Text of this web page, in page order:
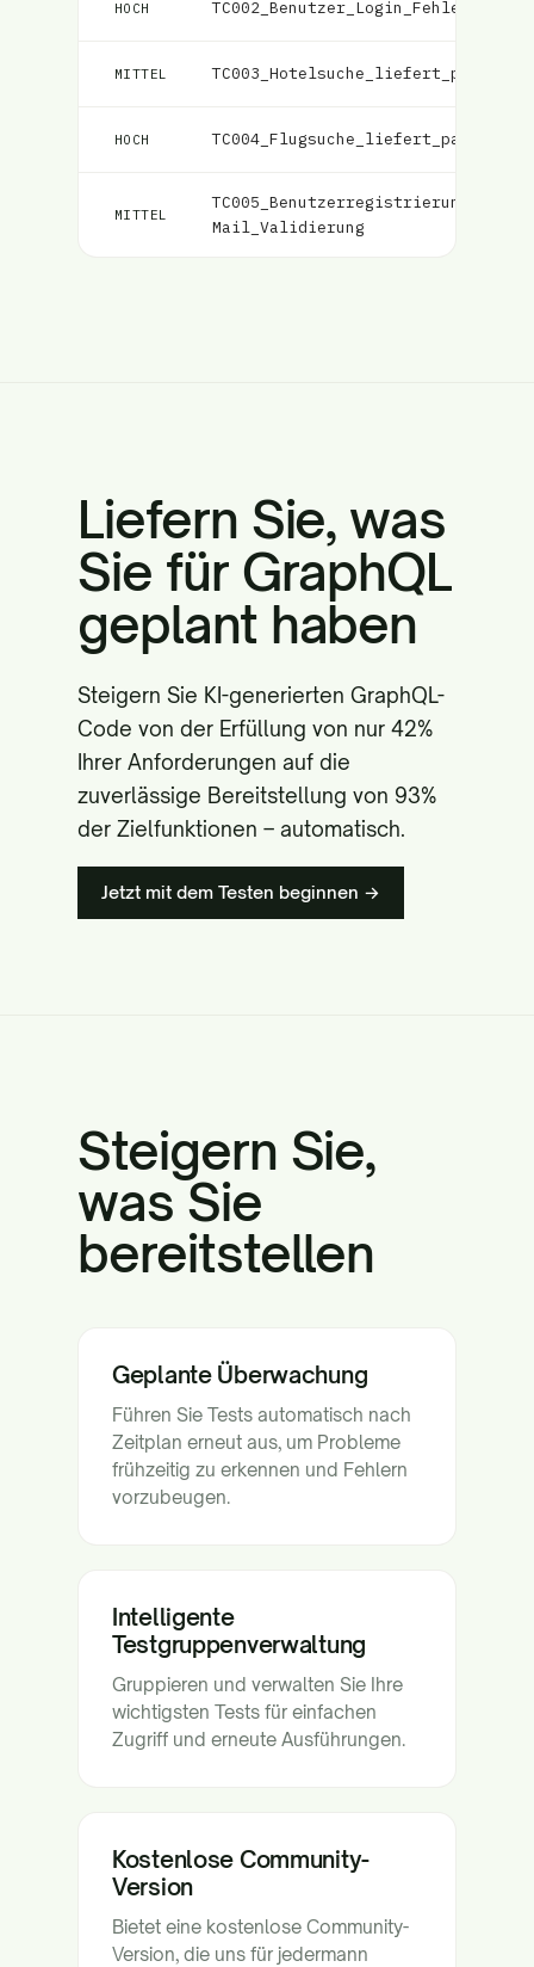
HOCH
MITTEL
HOCH
MITTEL
TC005_Benutzerregistrierung_E-
Mail_Validierung
Liefern Sie, was
Sie für GraphQL
geplant haben
Steigern Sie KI-generierten GraphQL-
Code von der Erfüllung von nur 42%
Ihrer Anforderungen auf die
zuverlässige Bereitstellung von 93%
der Zielfunktionen – automatisch.
Jetzt mit dem Testen beginnen →
Steigern Sie,
was Sie
bereitstellen
Geplante Überwachung
Führen Sie Tests automatisch nach
Zeitplan erneut aus, um Probleme
frühzeitig zu erkennen und Fehlern
vorzubeugen.
Intelligente
Testgruppenverwaltung
Gruppieren und verwalten Sie Ihre
wichtigsten Tests für einfachen
Zugriff und erneute Ausführungen.
Kostenlose Community-
Version
Bietet eine kostenlose Community-
Version, die uns für jedermann